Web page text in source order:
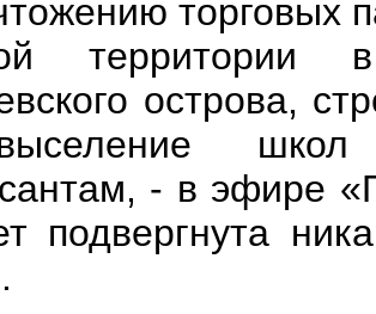
торговых
острова,
школ
- в эфире
подвергнута